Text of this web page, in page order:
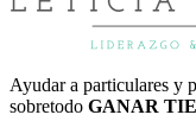
Ayudar a particulares y
sobretodo GANAR